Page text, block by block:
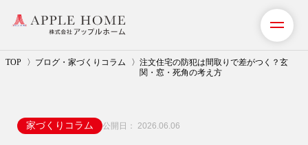
TOP ブログ・家づくりコラム
注文住宅の防犯は間取りで差がつく？玄
関・窓・死角の考え方
家づくりコラム 公開日： 2026.06.06
事業紹介（注文住宅）